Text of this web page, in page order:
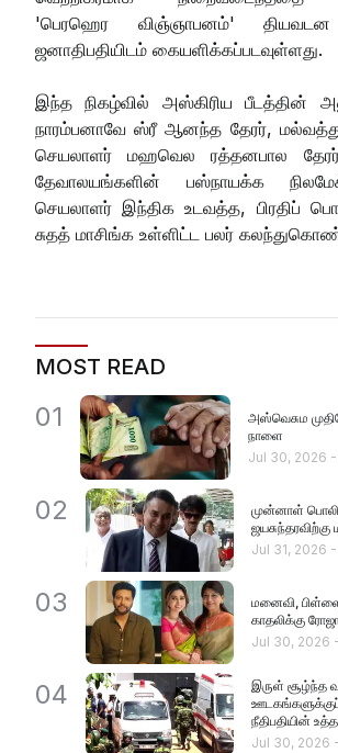
'பெரஹெர விஞ்ஞாபனம்' தியவடன
ஜனாதிபதியிடம் கையளிக்கப்படவுள்ளது.
இந்த நிகழ்வில் அஸ்கிரிய பீடத்தின்
நாரம்பனாவே ஸ்ரீ ஆனந்த தேரர், மல்வத்து
செயலாளர் மஹவெல ரத்தனபால
தேவாலயங்களின் பஸ்நாயக்க
செயலாளர் இந்திக உடவத்த, பிரதிப்
சுதத் மாசிங்க உள்ளிட்ட பலர்
MOST READ
01
அஸ்வெசும
நாளை
Jul 30, 2026 -
02
முன்னாள்
Jul 31, 2026 -
03
மனைவி,
காதலிக்கு
Jul 30, 2026 -
04
இருள் சூழ்ந்த
நீதிபதியின்
Jul 30, 2026 -